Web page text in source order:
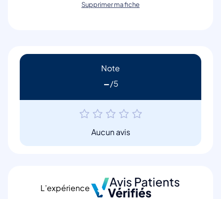
Supprimer ma fiche
Note
-
Aucun avis
L’expérience